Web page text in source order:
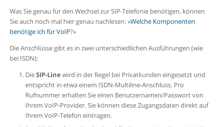
Was Sie genau für den Wechsel zur SIP-Telefonie benötigen, können
Sie auch noch mal hier genau nachlesen:«Welche Komponenten
benötige ich für VoIP?»
Die Anschlüsse gibt es in zwei unterschiedlichen Ausführungen (wie
bei ISDN):
DieSIP-Line wird in der Regel bei Privatkunden eingesetzt und
entspricht in etwa einem ISDN-Multiline-Anschluss. Pro
Rufnummer erhalten Sie einen Benutzernamen/Passwort von
Ihrem VoIP-Provider. Sie können diese Zugangsdaten direkt auf
Ihrem VoIP-Telefon eintragen.